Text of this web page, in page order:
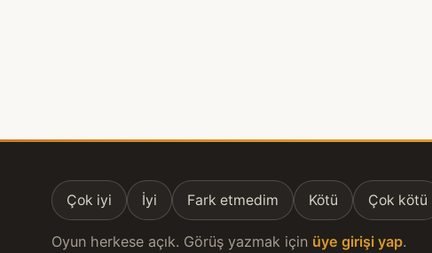
Çok iyi İyi Fark etmedim Kötü Çok kötü
Oyun herkese açık. Görüş yazmak için üye girişi yap.